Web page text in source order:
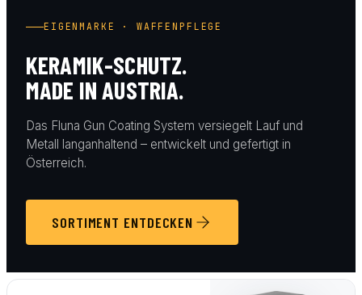
EIGENMARKE · WAFFENPFLEGE
KERAMIK-SCHUTZ.
MADE IN AUSTRIA.
Das Fluna Gun Coating System versiegelt Lauf und
Metall langanhaltend – entwickelt und gefertigt in
Österreich.
SORTIMENT ENTDECKEN